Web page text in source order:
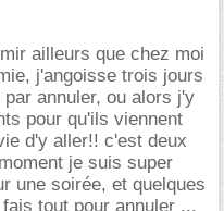
ailleurs que chez moi
j'angoisse trois jours
annuler, ou alors j'y
pour qu'ils viennent
d'y aller!! c'est deux
je suis super
une soirée, et quelques
tout pour annuler ...